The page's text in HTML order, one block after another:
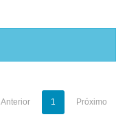
Anterior 1 Próximo